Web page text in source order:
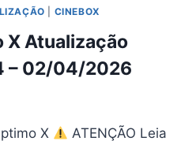
CINEBOX
X Atualização
– 02/04/2026
X ATENÇÃO Leia